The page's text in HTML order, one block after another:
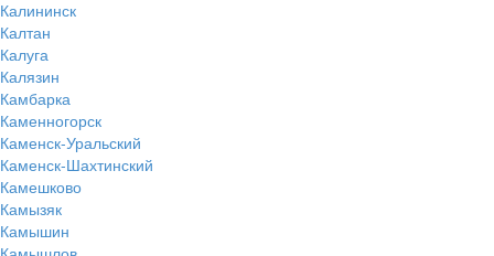
Калининск
Калтан
Калуга
Калязин
Камбарка
Каменногорск
Каменск-Уральский
Каменск-Шахтинский
Камешково
Камызяк
Камышин